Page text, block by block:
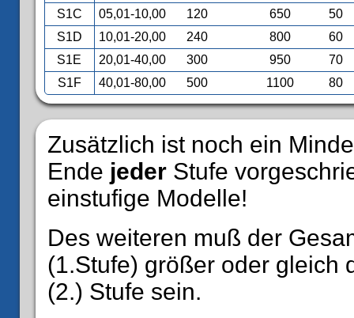
S1C
05,01-10,00 120 650
50
S1D
10,01-20,00 240 800
60
S1E
20,01-40,00 300 950
70
S1F
40,01-80,00 500 1100 80
Zusätzlich ist noch ein
Ende jeder Stufe
einstufige Modelle!
Des weiteren muß der
(1.Stufe) größer oder gleich
(2.) Stufe sein.